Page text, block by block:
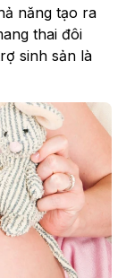
năng tạo ra
thai đôi
sinh sản là